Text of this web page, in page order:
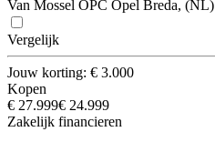
Van Mossel OPC Opel Breda, (NL)
Vergelijk
Jouw korting: € 3.000
Kopen
€ 27.999€ 24.999
Zakelijk financieren